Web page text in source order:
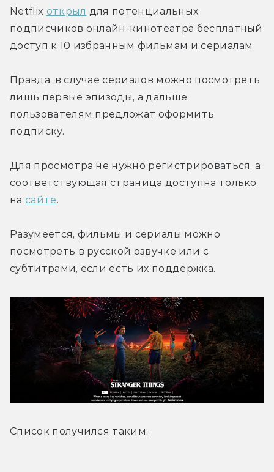
Netflix открыл для потенциальных
подписчиков онлайн-кинотеатра бесплатный
доступ к 10 избранным фильмам и сериалам.
Правда, в случае сериалов можно посмотреть
лишь первые эпизоды, а дальше
пользователям предложат оформить
подписку.
Для просмотра не нужно регистрироваться, а
соответствующая страница доступна только
на сайте.
Разумеется, фильмы и сериалы можно
посмотреть в русской озвучке или с
субтитрами, если есть их поддержка.
Список получился таким: